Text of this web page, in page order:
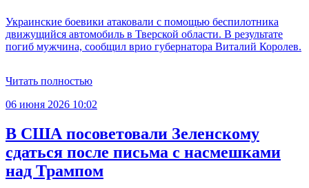
Украинские боевики атаковали с помощью беспилотника
движущийся автомобиль в Тверской области. В результате
погиб мужчина, сообщил врио губернатора Виталий Королев.
Читать полностью
06 июня 2026 10:02
В США посоветовали Зеленскому
сдаться после письма с насмешками
над Трампом